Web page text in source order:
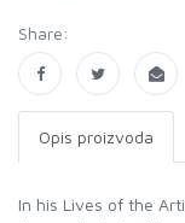
Share:
Opis proizvoda
In his Lives of the